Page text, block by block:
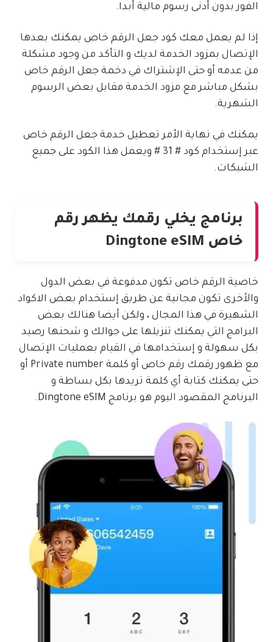
الفور بدون أدنى رسوم مالية أبدا.
إذا لم يعمل معك كود جعل الرقم خاص يمكنك بعدها
الإتصال بمزود الخدمة لديك و التأكد من وجود مشكلة
من عدمه أو حتى الإشتراك في دخمة جعل الرقم خاص
بشكل مباشر مع مزود الخدمة مقابل بعض الرسوم
الشهرية.
يمكنك في نهاية الأمر تعطيل خدمة جعل الرقم خاص
عبر إستخدام كود # 31 # ويعمل هذا الكود على جميع
الشبكات.
برنامج يخلي رقمك يظهر رقم
خاص Dingtone eSIM
خاصية الرقم خاص تكون مدفوعة في بعض الدول
والأخرى تكون مجانية عن طريق إستخدام بعض الاكواد
الشهيرة في هذا المجال ، ولكن أيضا هنالك بعض
البرامج التي يمكنك تنزيلها على جوالك و شحنها رصيد
بكل سهولة و إستخدامها في القيام بعمليات الإتصال
مع ظهور رقمك رقم خاص أو كلمة Private number أو
حتى يمكنك كتابة أي كلمة تريدها بكل بساطة و
البرنامج المقصود اليوم هو برنامج Dingtone eSIM.